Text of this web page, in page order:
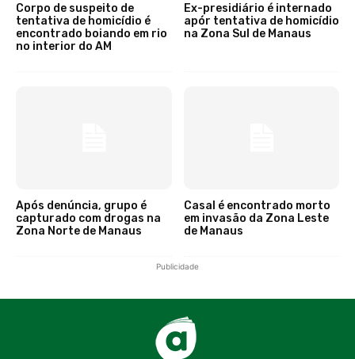
Corpo de suspeito de
tentativa de homicídio é
encontrado boiando em rio
no interior do AM
Ex-presidiário é internado
apór tentativa de homicídio
na Zona Sul de Manaus
Após denúncia, grupo é
capturado com drogas na
Zona Norte de Manaus
Casal é encontrado morto
em invasão da Zona Leste
de Manaus
Publicidade